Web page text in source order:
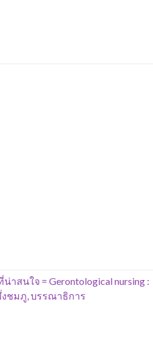
สนใจ = Gerontological nursing :
งชมภู, บรรณาธิการ